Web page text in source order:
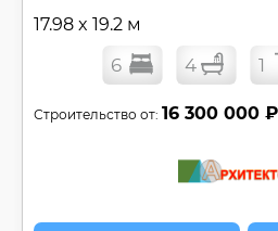
17.98 x 19.2 м
6 4 1
Строительство от: 16 300 000 ₽